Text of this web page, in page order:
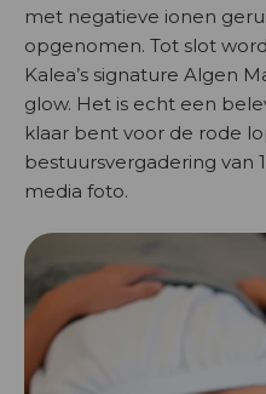
met negatieve ionen
opgenomen. Tot slot
Kalea’s signature Algen
glow. Het is echt een
klaar bent voor de rode
bestuursvergadering van
media foto.